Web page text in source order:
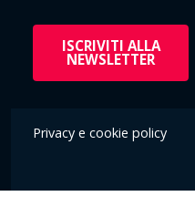
ISCRIVITI ALLA
NEWSLETTER
Privacy e cookie policy